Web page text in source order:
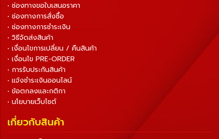
• ช่องทางขอใบเสนอราคา
• ช่องทางการสั่งซื้อ
• ช่องทางการชำระเงิน
• วิธีจัดส่งสินค้า
• เงื่อนไขการเปลี่ยน / คืนสินค้า
• เงื่อนไข PRE-ORDER
• การรับประกันสินค้า
• แจ้งชำระเงินออนไลน์
• ข้อตกลงและกติกา
• นโยบายเว็บไซต์
เกี่ยวกับสินค้า